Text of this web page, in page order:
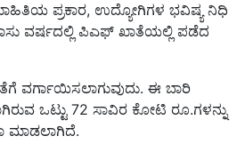
ಪ್ರಕಾರ, ಉದ್ಯೋಗಿಗಳ ಭವಿಷ್ಯ ನಿಧಿ
ವರ್ಷದಲ್ಲಿ ಪಿಎಫ್ ಖಾತೆಯಲ್ಲಿ ಪಡೆದ
ವರ್ಗಾಯಿಸಲಾಗುವುದು. ಈ ಬಾರಿ
ಒಟ್ಟು 72 ಸಾವಿರ ಕೋಟಿ ರೂ.ಗಳನ್ನು
ಮಾಡಲಾಗಿದೆ.